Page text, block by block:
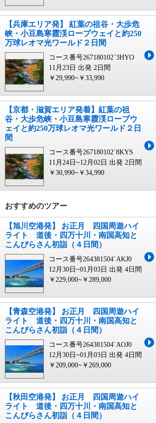
【兵庫エリア発】 紅葉の祖谷・大歩危
峡・小豆島寒霞渓ロープウェイと約250
万球レオマ光ワールド２日間
コース番号267180102`3HYO
11月23日 出発 2日間
￥29,990~￥33,990
【京都・滋賀エリア発着】紅葉の祖
谷・大歩危峡・小豆島寒霞渓ロープウ
ェイと約250万球レオマ光ワールド２日
間
コース番号267180102`8KYS
11月24日~12月02日 出発 2日間
￥30,990~￥34,990
おすすめのツアー
【旭川空港発】 お正月 四国周遊ハイ
ライト 道後・四万十川・南国高知と
こんぴらさん初詣（４日間）
コース番号264381504`AKJ0
12月30日~01月03日 出発 4日間
￥229,000~￥289,000
【青森空港発】 お正月 四国周遊ハイ
ライト 道後・四万十川・南国高知と
こんぴらさん初詣（４日間）
コース番号264381504`AOJ0
12月30日~01月03日 出発 4日間
￥209,000~￥269,000
【秋田空港発】 お正月 四国周遊ハイ
ライト 道後・四万十川・南国高知と
こんぴらさん初詣（４日間）